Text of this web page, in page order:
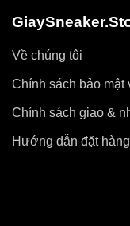
Về chúng tôi
Chính sách bảo mật
Chính sách giao &
Hướng dẫn đặt hàng